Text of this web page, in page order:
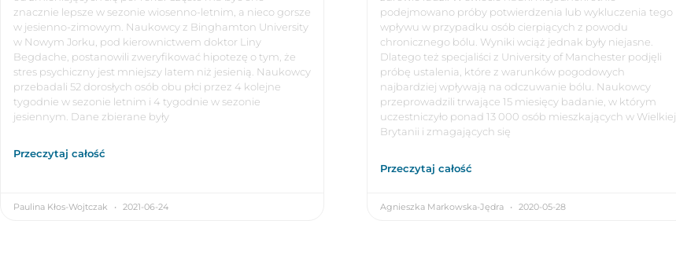
znacznie lepsze w sezonie wiosenno-letnim, a nieco gorsze
w jesienno-zimowym. Naukowcy z Binghamton University
w Nowym Jorku, pod kierownictwem doktor Liny
Begdache, postanowili zweryfikować hipotezę o tym, że
stres psychiczny jest mniejszy latem niż jesienią. Naukowcy
przebadali 52 dorosłych osób obu płci przez 4 kolejne
tygodnie w sezonie letnim i 4 tygodnie w sezonie
jesiennym. Dane zbierane były
Przeczytaj całość
Paulina Kłos-Wojtczak 2021-06-24
podejmowano próby potwierdzenia lub wykluczenia tego
wpływu w przypadku osób cierpiących z powodu
chronicznego bólu. Wyniki wciąż jednak były niejasne.
Dlatego też specjaliści z University of Manchester podjęli
próbę ustalenia, które z warunków pogodowych
najbardziej wpływają na odczuwanie bólu. Naukowcy
przeprowadzili trwające 15 miesięcy badanie, w którym
uczestniczyło ponad 13 000 osób mieszkających w Wielkiej
Brytanii i zmagających się
Przeczytaj całość
Agnieszka Markowska-Jędra 2020-05-28